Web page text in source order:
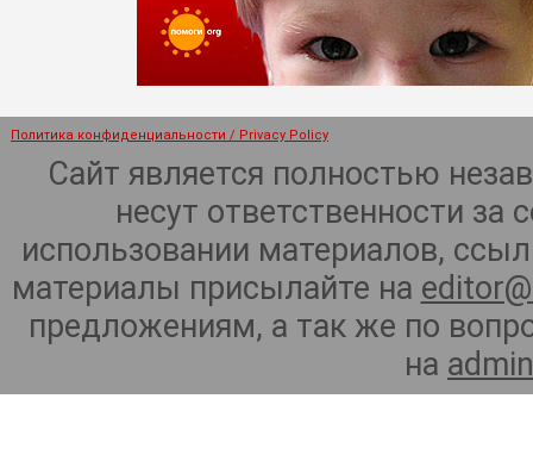
Политика конфиденциальности / Privacy Policy
Сайт является полностью
несут ответственности
использовании материалов,
материалы присылайте на
предложениям, а так же по
на